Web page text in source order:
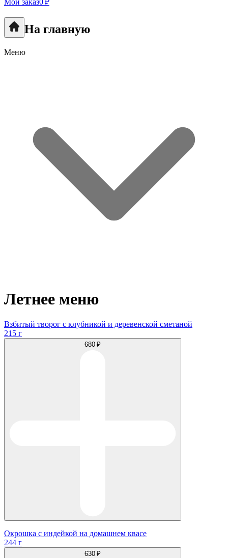
Мой заказ0 ₽
На главную
Меню
Летнее меню
Взбитый творог с клубникой и деревенской сметаной
215 г
680 ₽
Окрошка с индейкой на домашнем квасе
244 г
630 ₽